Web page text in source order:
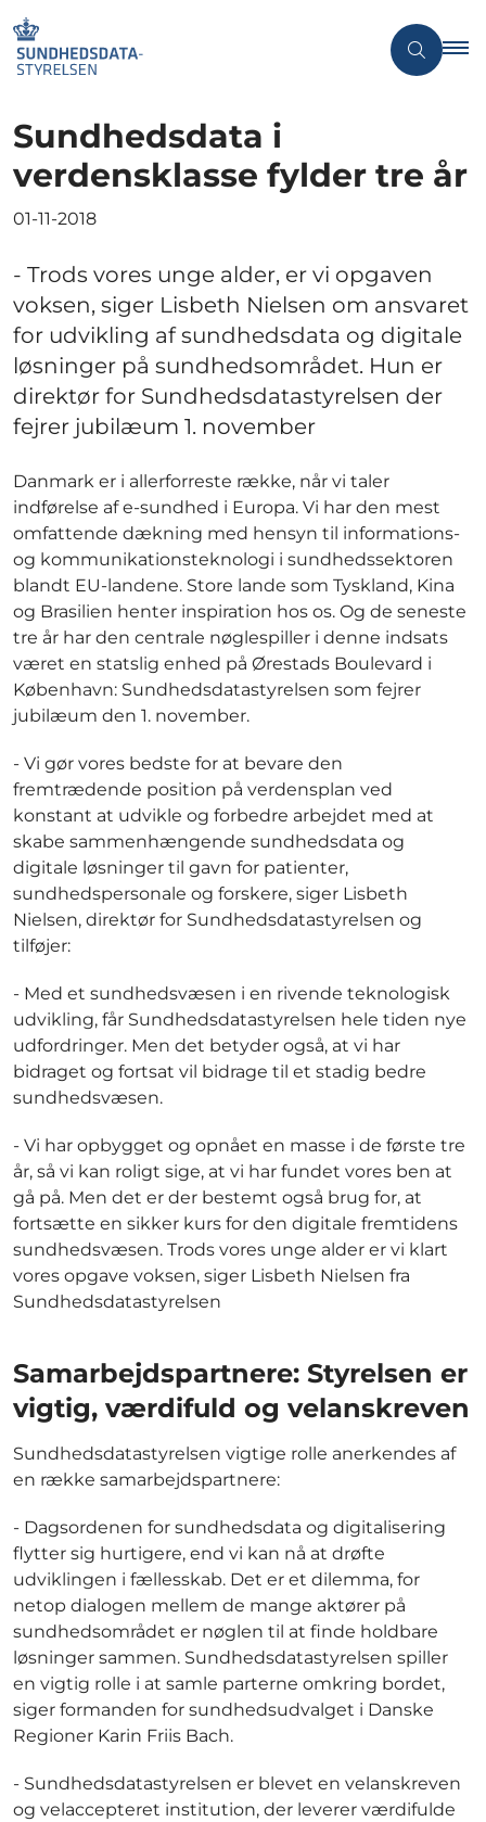
Sundhedsdata i
verdensklasse fylder tre år
01-11-2018
- Trods vores unge alder, er vi opgaven
voksen, siger Lisbeth Nielsen om ansvaret
for udvikling af sundhedsdata og digitale
løsninger på sundhedsområdet. Hun er
direktør for Sundhedsdatastyrelsen der
fejrer jubilæum 1. november
Danmark er i allerforreste række, når vi taler
indførelse af e-sundhed i Europa. Vi har den mest
omfattende dækning med hensyn til informations-
og kommunikationsteknologi i sundhedssektoren
blandt EU-landene. Store lande som Tyskland, Kina
og Brasilien henter inspiration hos os. Og de seneste
tre år har den centrale nøglespiller i denne indsats
været en statslig enhed på Ørestads Boulevard i
København: Sundhedsdatastyrelsen som fejrer
jubilæum den 1. november.
- Vi gør vores bedste for at bevare den
fremtrædende position på verdensplan ved
konstant at udvikle og forbedre arbejdet med at
skabe sammenhængende sundhedsdata og
digitale løsninger til gavn for patienter,
sundhedspersonale og forskere, siger Lisbeth
Nielsen, direktør for Sundhedsdatastyrelsen og
tilføjer:
- Med et sundhedsvæsen i en rivende teknologisk
udvikling, får Sundhedsdatastyrelsen hele tiden nye
udfordringer. Men det betyder også, at vi har
bidraget og fortsat vil bidrage til et stadig bedre
sundhedsvæsen.
- Vi har opbygget og opnået en masse i de første tre
år, så vi kan roligt sige, at vi har fundet vores ben at
gå på. Men det er der bestemt også brug for, at
fortsætte en sikker kurs for den digitale fremtidens
sundhedsvæsen. Trods vores unge alder er vi klart
vores opgave voksen, siger Lisbeth Nielsen fra
Sundhedsdatastyrelsen
Samarbejdspartnere: Styrelsen er
vigtig, værdifuld og velanskreven
Sundhedsdatastyrelsen vigtige rolle anerkendes af
en række samarbejdspartnere:
- Dagsordenen for sundhedsdata og digitalisering
flytter sig hurtigere, end vi kan nå at drøfte
udviklingen i fællesskab. Det er et dilemma, for
netop dialogen mellem de mange aktører på
sundhedsområdet er nøglen til at finde holdbare
løsninger sammen. Sundhedsdatastyrelsen spiller
en vigtig rolle i at samle parterne omkring bordet,
siger formanden for sundhedsudvalget i Danske
Regioner Karin Friis Bach.
- Sundhedsdatastyrelsen er blevet en velanskreven
og velaccepteret institution, der leverer værdifulde